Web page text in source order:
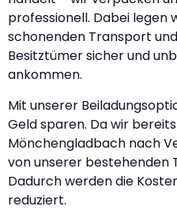
professionell. Dabei legen
schonenden Transport
Besitztümer sicher und
ankommen.
Mit unserer
Geld sparen. Da wir
Mönchengladbach nach
von unserer
Dadurch werden die
reduziert.